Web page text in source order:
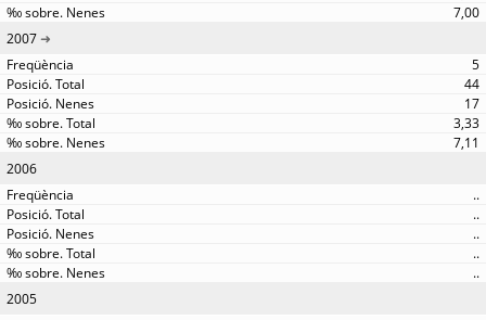
7,00
2007
5
44
17
3,33
7,11
2006
..
..
..
..
..
2005